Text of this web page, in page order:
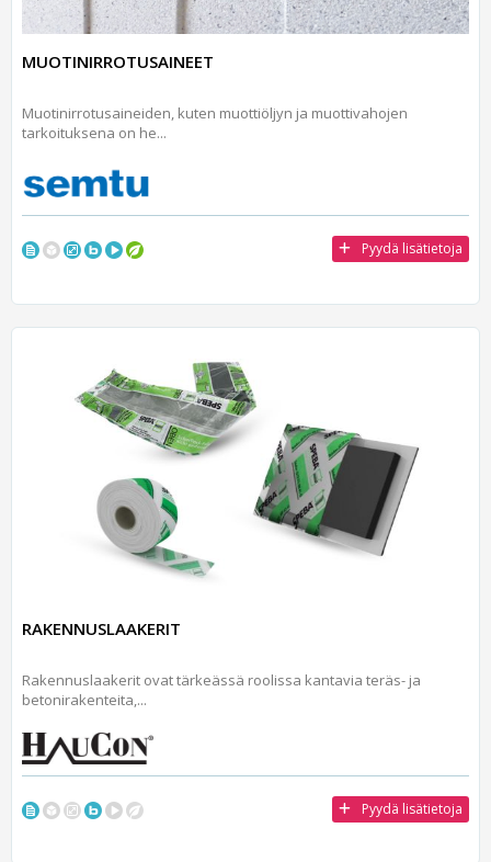
MUOTINIRROTUSAINEET
Muotinirrotusaineiden, kuten muottiöljyn ja muottivahojen
tarkoituksena on he...
Pyydä lisätietoja
RAKENNUSLAAKERIT
Rakennuslaakerit ovat tärkeässä roolissa kantavia teräs- ja
betonirakenteita,...
Pyydä lisätietoja